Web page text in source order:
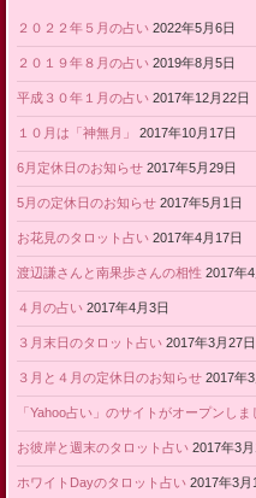
２０２２年５月の占い 2022年5月6日
２０１９年８月の占い 2019年8月5日
平成３０年１月の占い 2017年12月22日
１０月は「神無月」 2017年10月17日
6月定休日のお知らせ 2017年5月29日
5月の定休日のお知らせ 2017年5月1日
お花見のタロット占い 2017年4月17日
渡辺謙さんと南果歩さんの相性 2017年
４月の占い 2017年4月3日
３月末日のタロット占い 2017年3月27日
３月と４月の定休日のお知らせ 2017年
「Yahoo占い」のサイトがオープンしま
お彼岸と週末のタロット占い 2017年3月
ホワイトDayのタロット占い 2017年3月